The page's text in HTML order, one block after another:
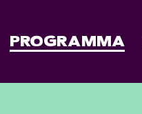
PROGRAMMA